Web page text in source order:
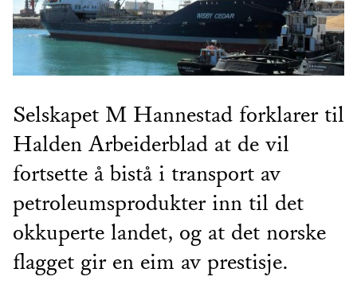
Selskapet M Hannestad forklarer til
Halden Arbeiderblad at de vil
fortsette å bistå i transport av
petroleumsprodukter inn til det
okkuperte landet, og at det norske
flagget gir en eim av prestisje.